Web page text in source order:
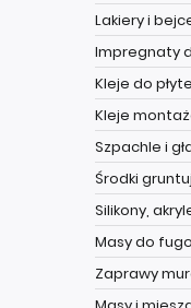
Lakiery i
Impregnaty
Kleje do
Kleje
Szpachle i
Środki
Silikony,
Masy do
Zaprawy